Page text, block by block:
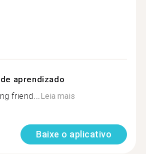
aprendizado
friend...Leia mais
Baixe o aplicativo